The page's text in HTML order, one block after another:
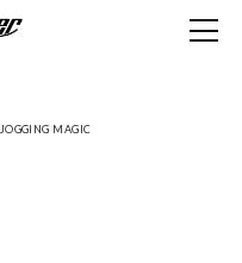
JOGGING MAGIC